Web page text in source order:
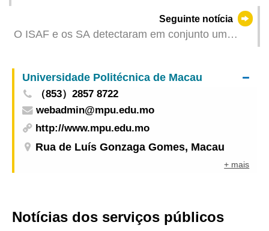
Seguinte notícia
O ISAF e os SA detectaram em conjunto um
Cerco
Universidade Politécnica de Macau
（853）2857 8722
webadmin@mpu.edu.mo
http://www.mpu.edu.mo
Rua de Luís Gonzaga Gomes, Macau
+ mais
Notícias dos serviços públicos